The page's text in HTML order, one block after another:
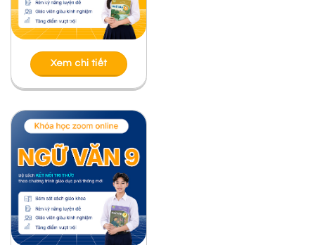
NHẬT ÁNH
ĐỌC HIỂU TÁC PHẨM “BẮT NẠT” CỦA NGUYỄN
THẾ HOÀNG LINH
ĐỌC HIỂU “NẾU CẬU MUỐN CÓ MỘT NGƯỜI
ĐỌC HIỂU TÁC PHẨM “BÀI HỌC ĐƯỜNG ĐỜI ĐẦU
TIÊN” CỦA TÔ HOÀI – NGỮ VĂN 6